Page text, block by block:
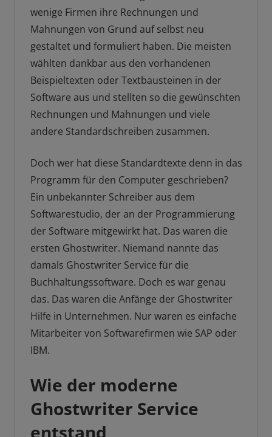
wenige Firmen ihre Rechnungen und
Mahnungen von Grund auf selbst neu
gestaltet und formuliert haben. Die meisten
wählten dankbar aus den vorhandenen
Beispieltexten oder Textbausteinen in der
Software aus und stellten so die gewünschten
Rechnungen und Mahnungen und viele
andere Standardschreiben zusammen.
Doch wer hat diese Standardtexte denn in das
Programm für den Computer geschrieben?
Ein unbekannter Schreiber aus dem
Softwarestudio, der an der Programmierung
der Software mitgewirkt hat. Das waren die
ersten Ghostwriter. Niemand nannte das
damals Ghostwriter Service für die
Buchhaltungssoftware. Doch es war genau
das. Das waren die Anfänge der Ghostwriter
Hilfe in Unternehmen. Nur waren es einfache
Mitarbeiter von Softwarefirmen wie SAP oder
IBM.
Wie der moderne
Ghostwriter Service